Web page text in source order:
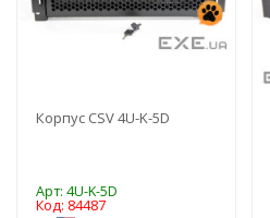
Корпус CSV 4U-K-5D
Арт: 4U-K-5D
Код: 84487